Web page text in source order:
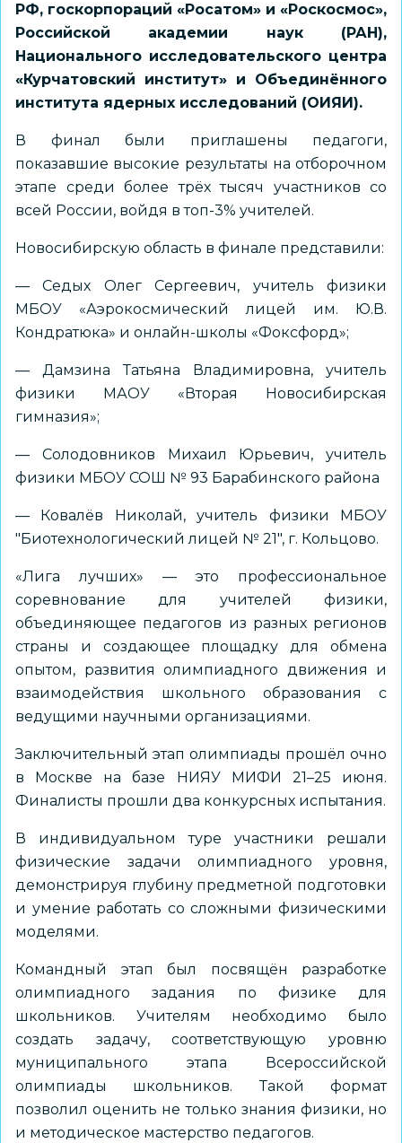
РФ, госкорпораций «Росатом» и «Роскосмос»,
Российской академии наук (РАН),
Национального исследовательского центра
«Курчатовский институт» и Объединённого
института ядерных исследований (ОИЯИ).
В финал были приглашены педагоги,
показавшие высокие результаты на отборочном
этапе среди более трёх тысяч участников со
всей России, войдя в топ-3% учителей.
Новосибирскую область в финале представили:
— Седых Олег Сергеевич, учитель физики
МБОУ «Аэрокосмический лицей им. Ю.В.
Кондратюка» и онлайн-школы «Фоксфорд»;
— Дамзина Татьяна Владимировна, учитель
физики МАОУ «Вторая Новосибирская
гимназия»;
— Солодовников Михаил Юрьевич, учитель
физики МБОУ СОШ № 93 Барабинского района
— Ковалёв Николай, учитель физики МБОУ
"Биотехнологический лицей № 21", г. Кольцово.
«Лига лучших» — это профессиональное
соревнование для учителей физики,
объединяющее педагогов из разных регионов
страны и создающее площадку для обмена
опытом, развития олимпиадного движения и
взаимодействия школьного образования с
ведущими научными организациями.
Заключительный этап олимпиады прошёл очно
в Москве на базе НИЯУ МИФИ 21–25 июня.
Финалисты прошли два конкурсных испытания.
В индивидуальном туре участники решали
физические задачи олимпиадного уровня,
демонстрируя глубину предметной подготовки
и умение работать со сложными физическими
моделями.
Командный этап был посвящён разработке
олимпиадного задания по физике для
школьников. Учителям необходимо было
создать задачу, соответствующую уровню
муниципального этапа Всероссийской
олимпиады школьников. Такой формат
позволил оценить не только знания физики, но
и методическое мастерство педагогов.